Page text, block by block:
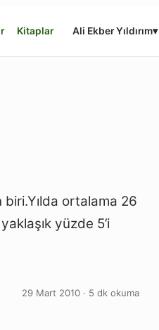
Kitaplar Ali Ekber Yıldırım▾
ortalama 26
yüzde 5’i
29 Mart 2010 · 5 dk okuma